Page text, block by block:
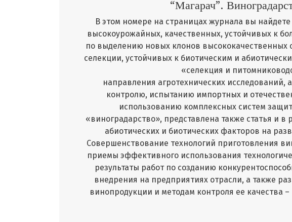
“Магарач”.
В этом номере на страницах журнала вы
высокоурожайных, качественных, устойчивых к
по выделению новых клонов высококачественных
селекции, устойчивых к биотическим и
«селекция и
направления агротехнических исследований,
контролю, испытанию импортных и
использованию комплексных систем
«виноградарство», представлена также статья и
абиотических и биотических факторов на
Совершенствование технологий приготовления
приемы эффективного использования
результаты работ по созданию
внедрения на предприятиях отрасли, а также
винопродукции и методам контроля ее качества